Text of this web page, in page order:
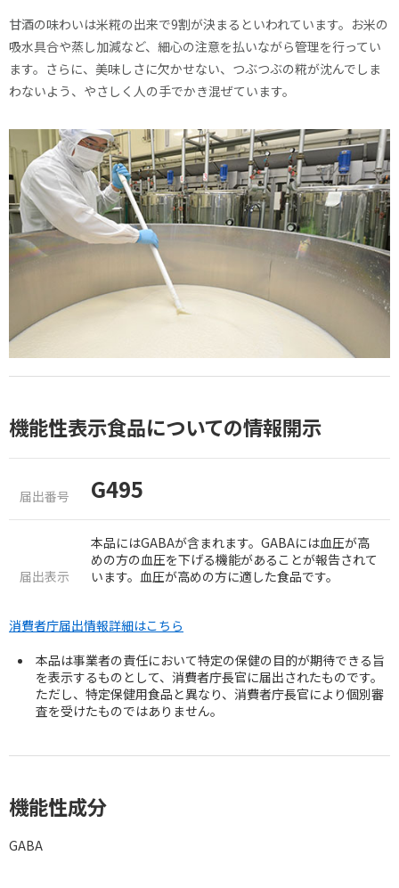
甘酒の味わいは米糀の出来で9割が決まるといわれています。お米の
吸水具合や蒸し加減など、細心の注意を払いながら管理を行ってい
ます。さらに、美味しさに欠かせない、つぶつぶの糀が沈んでしま
わないよう、やさしく人の手でかき混ぜています。
機能性表示食品についての情報開示
届出番号 G495
届出表示
本品にはGABAが含まれます。GABAには血圧が高
めの方の血圧を下げる機能があることが報告されて
います。血圧が高めの方に適した食品です。
消費者庁届出情報詳細はこちら
本品は事業者の責任において特定の保健の目的が期待できる旨
を表示するものとして、消費者庁長官に届出されたものです。
ただし、特定保健用食品と異なり、消費者庁長官により個別審
査を受けたものではありません。
機能性成分
GABA